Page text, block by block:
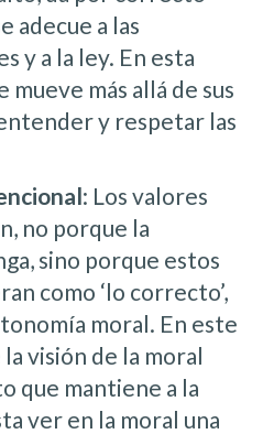
adecue a las
y a la ley. En esta
mueve más allá de sus
y respetar las
: Los valores
no porque la
sino porque estos
como ‘lo correcto’,
moral. En este
visión de la moral
que mantiene a la
ver en la moral una